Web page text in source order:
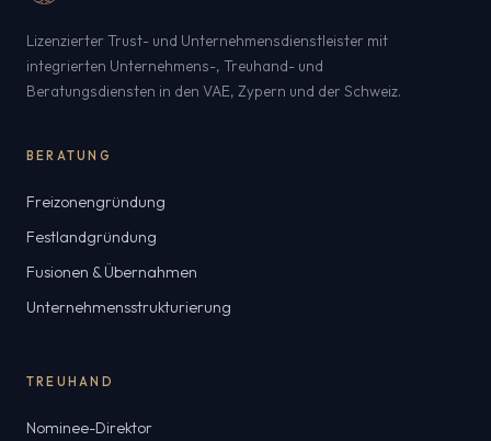
Lizenzierter Trust- und Unternehmensdienstleister mit
integrierten Unternehmens-, Treuhand- und
Beratungsdiensten in den VAE, Zypern und der Schweiz.
BERATUNG
Freizonengründung
Festlandgründung
Fusionen & Übernahmen
Unternehmensstrukturierung
TREUHAND
Nominee-Direktor